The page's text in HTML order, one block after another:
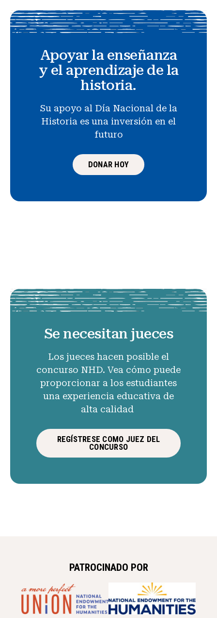
Apoyar la enseñanza
y el aprendizaje de la
historia.
Su apoyo al Día Nacional de la
Historia es una inversión en el
futuro
DONAR HOY
Se necesitan jueces
Los jueces hacen posible el
concurso NHD. Vea cómo puede
proporcionar a los estudiantes
una experiencia educativa de
alta calidad
REGÍSTRESE COMO JUEZ DEL
CONCURSO
PATROCINADO POR